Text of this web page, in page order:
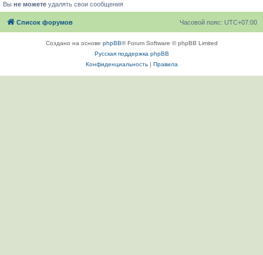
Вы не можете удалять свои сообщения
Список форумов Часовой пояс: UTC+07:00
Создано на основе phpBB® Forum Software © phpBB Limited
Русская поддержка phpBB
Конфиденциальность| Правила